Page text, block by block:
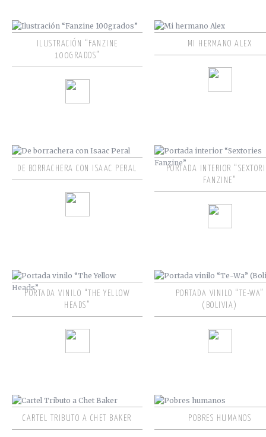
ILUSTRACIÓN “FANZINE
100GRADOS”
MI HERMANO ALEX
DE BORRACHERA CON ISAAC PERAL
PORTADA INTERIOR
FANZINE”
PORTADA VINILO “THE YELLOW
HEADS”
PORTADA VINILO “TE-WA”
(BOLIVIA)
CARTEL TRIBUTO A CHET BAKER POBRES HUMANOS